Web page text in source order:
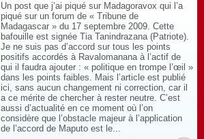
Un post que j’ai piqué sur Madagoravox qui l’a
piqué sur un forum de « Tribune de
Madagascar » du 17 septembre 2009. Cette
bafouille est signée Tia Tanindrazana (Patriote).
Je ne suis pas d’accord sur tous les points
positifs accordés à Ravalomanana à l’actif de
qui il faudra ajouter : « politique en trompe l’œil »
dans les points faibles. Mais l’article est publié
ici, sans aucun changement ni correction, car il
a ce mérite de chercher à rester neutre. C’est
aussi d’actualité en ce moment où l’on
considère que l’obstacle majeur à l’application
de l’accord de Maputo est le...